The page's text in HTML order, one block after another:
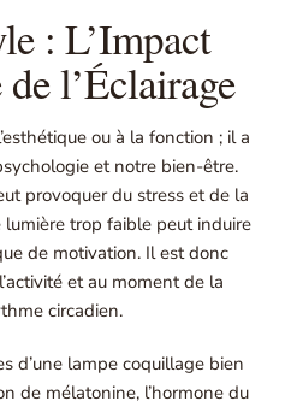
: L’Impact
l’Éclairage
ou à la fonction ; il a
et notre bien-être.
provoquer du stress et de la
lumière trop faible peut induire
de motivation. Il est donc
et au moment de la
circadien.
d’une lampe coquillage bien
de mélatonine, l’hormone du